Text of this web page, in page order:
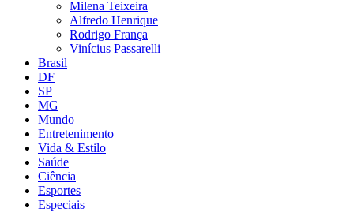
Milena Teixeira
Alfredo Henrique
Rodrigo França
Vinícius Passarelli
Brasil
DF
SP
MG
Mundo
Entretenimento
Vida & Estilo
Saúde
Ciência
Esportes
Especiais